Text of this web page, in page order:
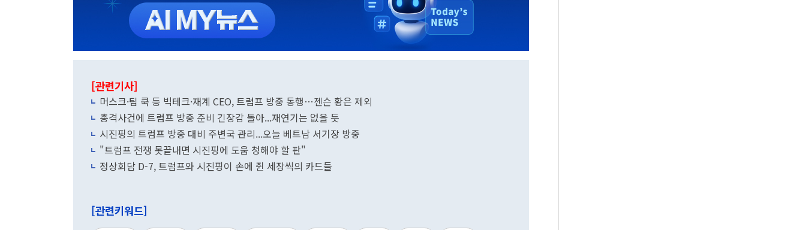
[관련기사]
머스크·팀 쿡 등 빅테크·재계 CEO, 트럼프 방중 동행…젠슨 황은 제외
총격사건에 트럼프 방중 준비 긴장감 돌아...재연기는 없을 듯
시진핑의 트럼프 방중 대비 주변국 관리...오늘 베트남 서기장 방중
"트럼프 전쟁 못끝내면 시진핑에 도움 청해야 할 판"
정상회담 D-7, 트럼프와 시진핑이 손에 쥔 세장씩의 카드들
[관련키워드]